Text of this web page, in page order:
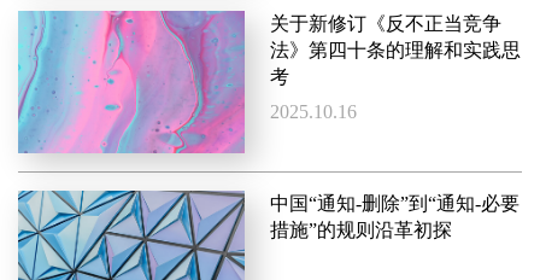
关于新修订《反不正当竞争
法》第四十条的理解和实践思
考
2025.10.16
中国“通知-删除”到“通知-必要
措施”的规则沿革初探